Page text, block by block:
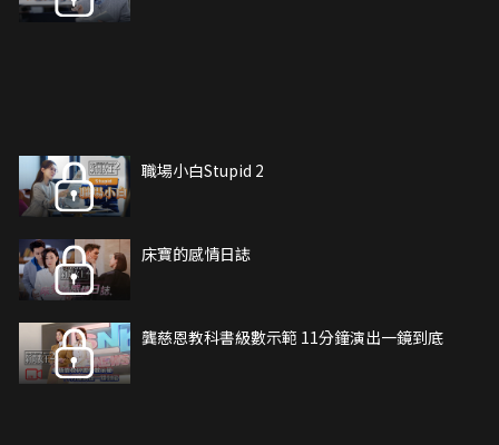
職場小白Stupid 2
床寶的感情日誌
龔慈恩教科書級數示範 11分鐘演出一鏡到底